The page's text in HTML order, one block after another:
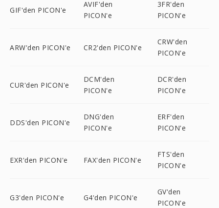
GIF'den PICON'e
AVIF'den
PICON'e
3FR'den
PICON'e
ARW'den PICON'e CR2'den PICON'e
CRW'den
PICON'e
CUR'den PICON'e
DCM'den
PICON'e
DCR'den
PICON'e
DDS'den PICON'e
DNG'den
PICON'e
ERF'den
PICON'e
EXR'den PICON'e FAX'den PICON'e
FTS'den
PICON'e
G3'den PICON'e G4'den PICON'e
GV'den
PICON'e